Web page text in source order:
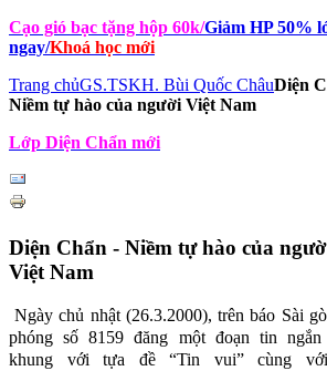
Cạo gió bạc tặng hộp 60k/Giảm HP 50%
ngay/Khoá học mới
Trang chủGS.TSKH. Bùi Quốc ChâuDiện
Niềm tự hào của người Việt Nam
Lớp Diện Chẩn mới
Diện Chẩn - Niềm tự hào của
Việt Nam
Ngày chủ nhật (26.3.2000), trên báo Sài
phóng số 8159 đăng một đoạn tin ngắn
khung với tựa đề “Tin vui” cùng